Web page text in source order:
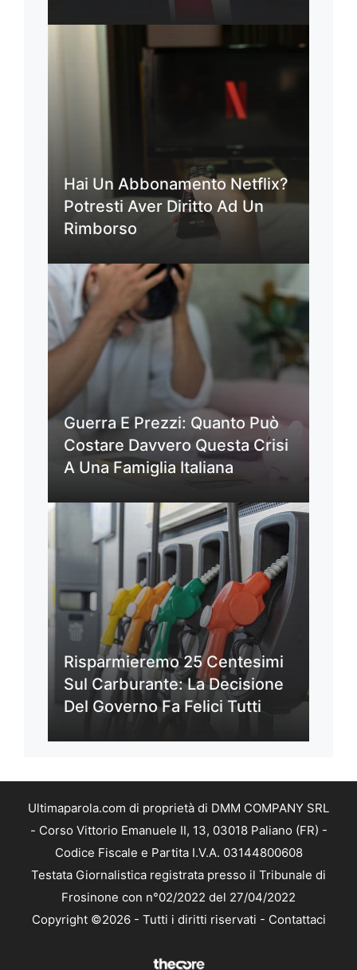
Hai Un Abbonamento Netflix?
Potresti Aver Diritto Ad Un
Rimborso
Guerra E Prezzi: Quanto Può
Costare Davvero Questa Crisi
A Una Famiglia Italiana
Risparmieremo 25 Centesimi
Sul Carburante: La Decisione
Del Governo Fa Felici Tutti
Ultimaparola.com di proprietà di DMM COMPANY SRL
- Corso Vittorio Emanuele II, 13, 03018 Paliano (FR) -
Codice Fiscale e Partita I.V.A. 03144800608
Testata Giornalistica registrata presso il Tribunale di
Frosinone con n°02/2022 del 27/04/2022
Copyright ©2026 - Tutti i diritti riservati - Contattaci